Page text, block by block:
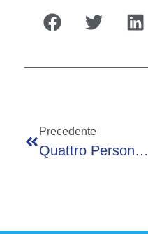
Precedente
Quattro Persone Tratte In Arresto Per Corruzione Per Gli Appalti